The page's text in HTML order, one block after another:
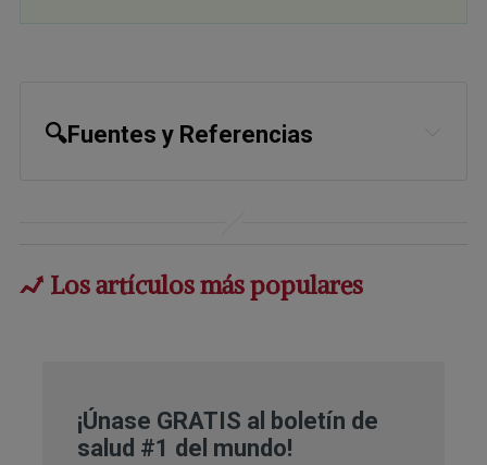
🔍Fuentes y Referencias
11 Space.com September 2023
Los artículos más populares
¡Únase GRATIS al boletín de
salud #1 del mundo!